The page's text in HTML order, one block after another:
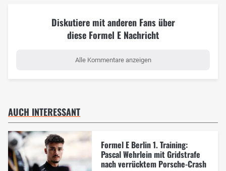
Diskutiere mit anderen Fans über
diese Formel E Nachricht
Alle Kommentare anzeigen
AUCH INTERESSANT
Formel E Berlin 1. Training:
Pascal Wehrlein mit Gridstrafe
nach verrücktem Porsche-Crash